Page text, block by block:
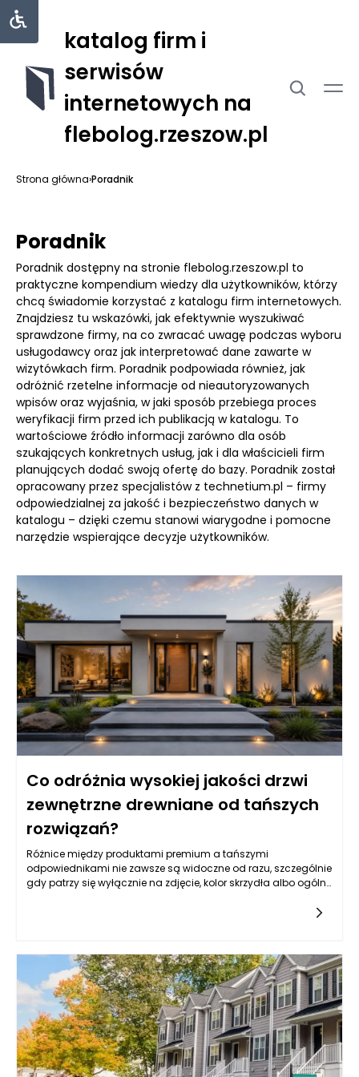
katalog firm i
serwisów
internetowych na
flebolog.rzeszow.pl
Strona główna›Poradnik
Poradnik
Poradnik dostępny na stronie flebolog.rzeszow.pl to
praktyczne kompendium wiedzy dla użytkowników, którzy
chcą świadomie korzystać z katalogu firm internetowych.
Znajdziesz tu wskazówki, jak efektywnie wyszukiwać
sprawdzone firmy, na co zwracać uwagę podczas wyboru
usługodawcy oraz jak interpretować dane zawarte w
wizytówkach firm. Poradnik podpowiada również, jak
odróżnić rzetelne informacje od nieautoryzowanych
wpisów oraz wyjaśnia, w jaki sposób przebiega proces
weryfikacji firm przed ich publikacją w katalogu. To
wartościowe źródło informacji zarówno dla osób
szukających konkretnych usług, jak i dla właścicieli firm
planujących dodać swoją ofertę do bazy. Poradnik został
opracowany przez specjalistów z technetium.pl – firmy
odpowiedzialnej za jakość i bezpieczeństwo danych w
katalogu – dzięki czemu stanowi wiarygodne i pomocne
narzędzie wspierające decyzje użytkowników.
Co odróżnia wysokiej jakości drzwi
zewnętrzne drewniane od tańszych
rozwiązań?
Różnice między produktami premium a tańszymi
odpowiednikami nie zawsze są widoczne od razu, szczególnie
gdy patrzy się wyłącznie na zdjęcie, kolor skrzydła albo ogólny
precyzji wykonania. Tańsze rozwiązania często kuszą niższą
ceną, jednak mogą oznaczać kompromisy w zakresie
trwałości, odporności na wilgoć, szczelności, jakości okuć czy
żywotności powłoki ochronnej. W praktyce drzwi wejściowe są
intensywnie eksploatowane każdego dnia, a jednocześnie
muszą radzić sobie z deszczem, mrozem, słońcem, zmianami
temperatury i naprężeniami wynikającymi z pracy materiału.
Dlatego najważniejsze jest spojrzenie na zakup w dłuższej
perspektywie. Produkt dobrej klasy nie tylko lepiej wygląda, ale